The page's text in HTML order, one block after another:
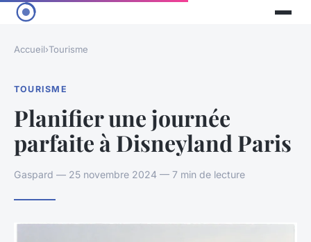
Accueil›Tourisme
TOURISME
Planifier une journée
parfaite à Disneyland Paris
Gaspard — 25 novembre 2024 — 7 min de lecture